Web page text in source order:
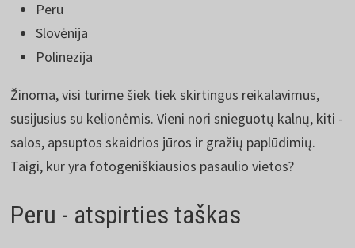
Peru
Slovėnija
Polinezija
Žinoma, visi turime šiek tiek skirtingus reikalavimus,
susijusius su kelionėmis. Vieni nori snieguotų kalnų, kiti -
salos, apsuptos skaidrios jūros ir gražių paplūdimių.
Taigi, kur yra fotogeniškiausios pasaulio vietos?
Peru - atspirties taškas